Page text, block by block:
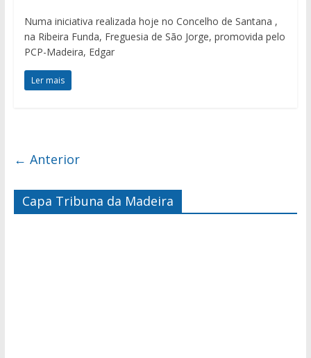
Numa iniciativa realizada hoje no Concelho de Santana ,
na Ribeira Funda, Freguesia de São Jorge, promovida pelo
PCP-Madeira, Edgar
Ler mais
← Anterior
Capa Tribuna da Madeira